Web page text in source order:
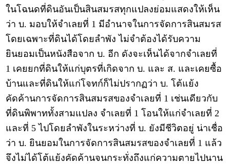
ในโฉนดที่ดินอันเป็นสินสมรสทุกแปลงย่อมแสดงให้เห็น
ว่า บ. มอบให้จำเลยที่ 1 มีอำนาจในการจัดการสินสมรส
โดยเฉพาะที่ดินได้โดยลำพัง ไม่จำต้องได้รับความ
ยินยอมเป็นหนังสือจาก บ. อีก ดังจะเห็นได้จากจำเลยที่
1 เคยยกที่ดินให้แก่บุตรที่เกิดจาก บ. และ ส. และเคยซื้อ
บ้านและที่ดินให้แก่โจทก์ก็ไม่ปรากฏว่า บ. โต้แย้ง
คัดค้านการจัดการสินสมรสของจำเลยที่ 1 เช่นเดียวกับ
ที่ดินพิพาททั้งสามแปลง จำเลยที่ 1 โอนให้แก่จำเลยที่ 2
และที่ 5 ไปโดยลำพังในระหว่างที่ บ. ยังมีชีวิตอยู่ น่าเชื่อ
ว่า บ. ยินยอมในการจัดการสินสมรสของจำเลยที่ 1 แล้ว
จึงไม่ได้โต้แย้งคัดค้านจนกระทั่งถึงแก่ความตายไปนาน